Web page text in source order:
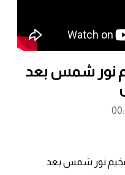
نور شمس بعد
مخيم نور شمس بعد